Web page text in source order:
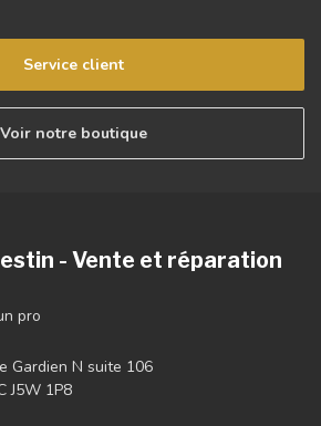
Service client
Voir notre boutique
- Vente et réparation
pro
Gardien N suite 106
J5W 1P8